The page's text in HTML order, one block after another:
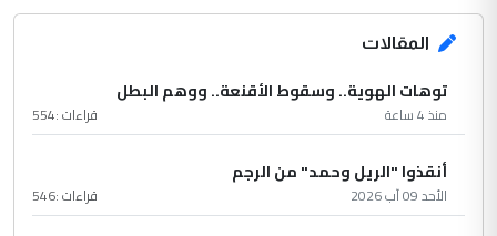
المقالات
توهات الهوية.. وسقوط الأقنعة.. ووهم البطل
منذ 4 ساعة قراءات :554
أنقذوا "الريل وحمد" من الرجم
الأحد 09 آب 2026 قراءات :546